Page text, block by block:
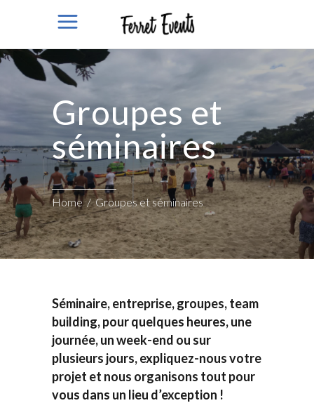
Groupes et
séminaires
Home/Groupes et séminaires
Séminaire, entreprise, groupes, team
building, pour quelques heures, une
journée, un week-end ou sur
plusieurs jours, expliquez-nous votre
projet et nous organisons tout pour
vous dans un lieu d’exception !